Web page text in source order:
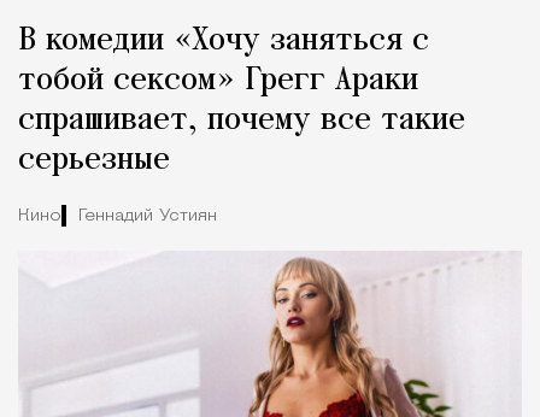
Город
В комедии «Хочу заняться с
тобой сексом» Грегг Араки
спрашивает, почему все такие
серьезные
Кино Геннадий Устиян